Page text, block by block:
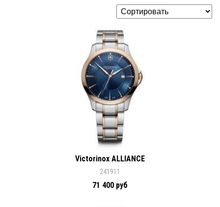
Victorinox ALLIANCE
241911
71 400 руб